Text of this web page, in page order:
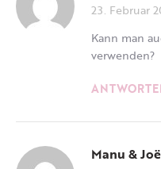
23. Februar
Kann man
verwenden?
Manu &